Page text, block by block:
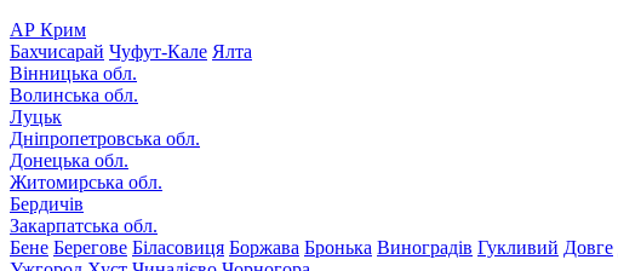
АР Крим
Бахчисарай Чуфут-Кале Ялта
Вінницька обл.
Волинська обл.
Луцьк
Дніпропетровська обл.
Донецька обл.
Житомирська обл.
Бердичів
Закарпатська обл.
Бене Берегове Біласовиця Боржава Бронька Виноградів Гукливий Довге